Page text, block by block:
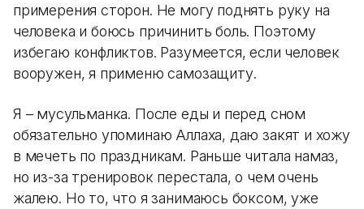
примерения сторон. Не могу поднять руку на
человека и боюсь причинить боль. Поэтому
избегаю конфликтов. Разумеется, если человек
вооружен, я применю самозащиту.
Я – мусульманка. После еды и перед сном
обязательно упоминаю Аллаха, даю закят и хожу
в мечеть по праздникам. Раньше читала намаз,
но из-за тренировок перестала, о чем очень
жалею. Но то, что я занимаюсь боксом, уже